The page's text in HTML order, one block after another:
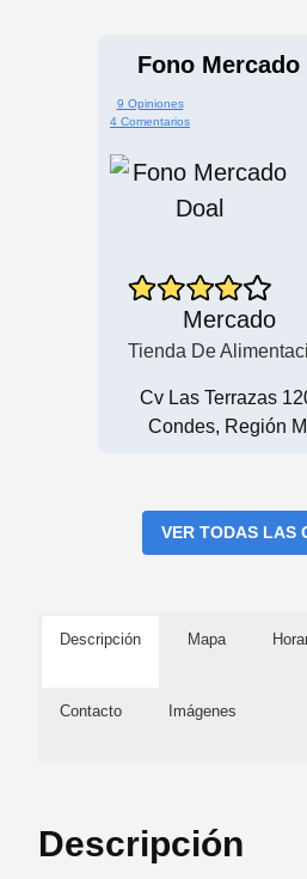
Fono Mercado
9 Opiniones
4 Comentarios
Mercado
Tienda De
Cv Las Terrazas
Condes, Región
VER TODAS LAS
Descripción Mapa
Contacto Imágenes
Descripción